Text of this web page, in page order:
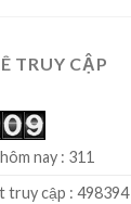
TRUY CẬP
nay : 311
truy cập : 498394